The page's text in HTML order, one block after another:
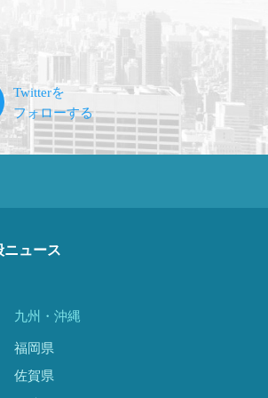
ニュース
九州・沖縄
福岡県
佐賀県